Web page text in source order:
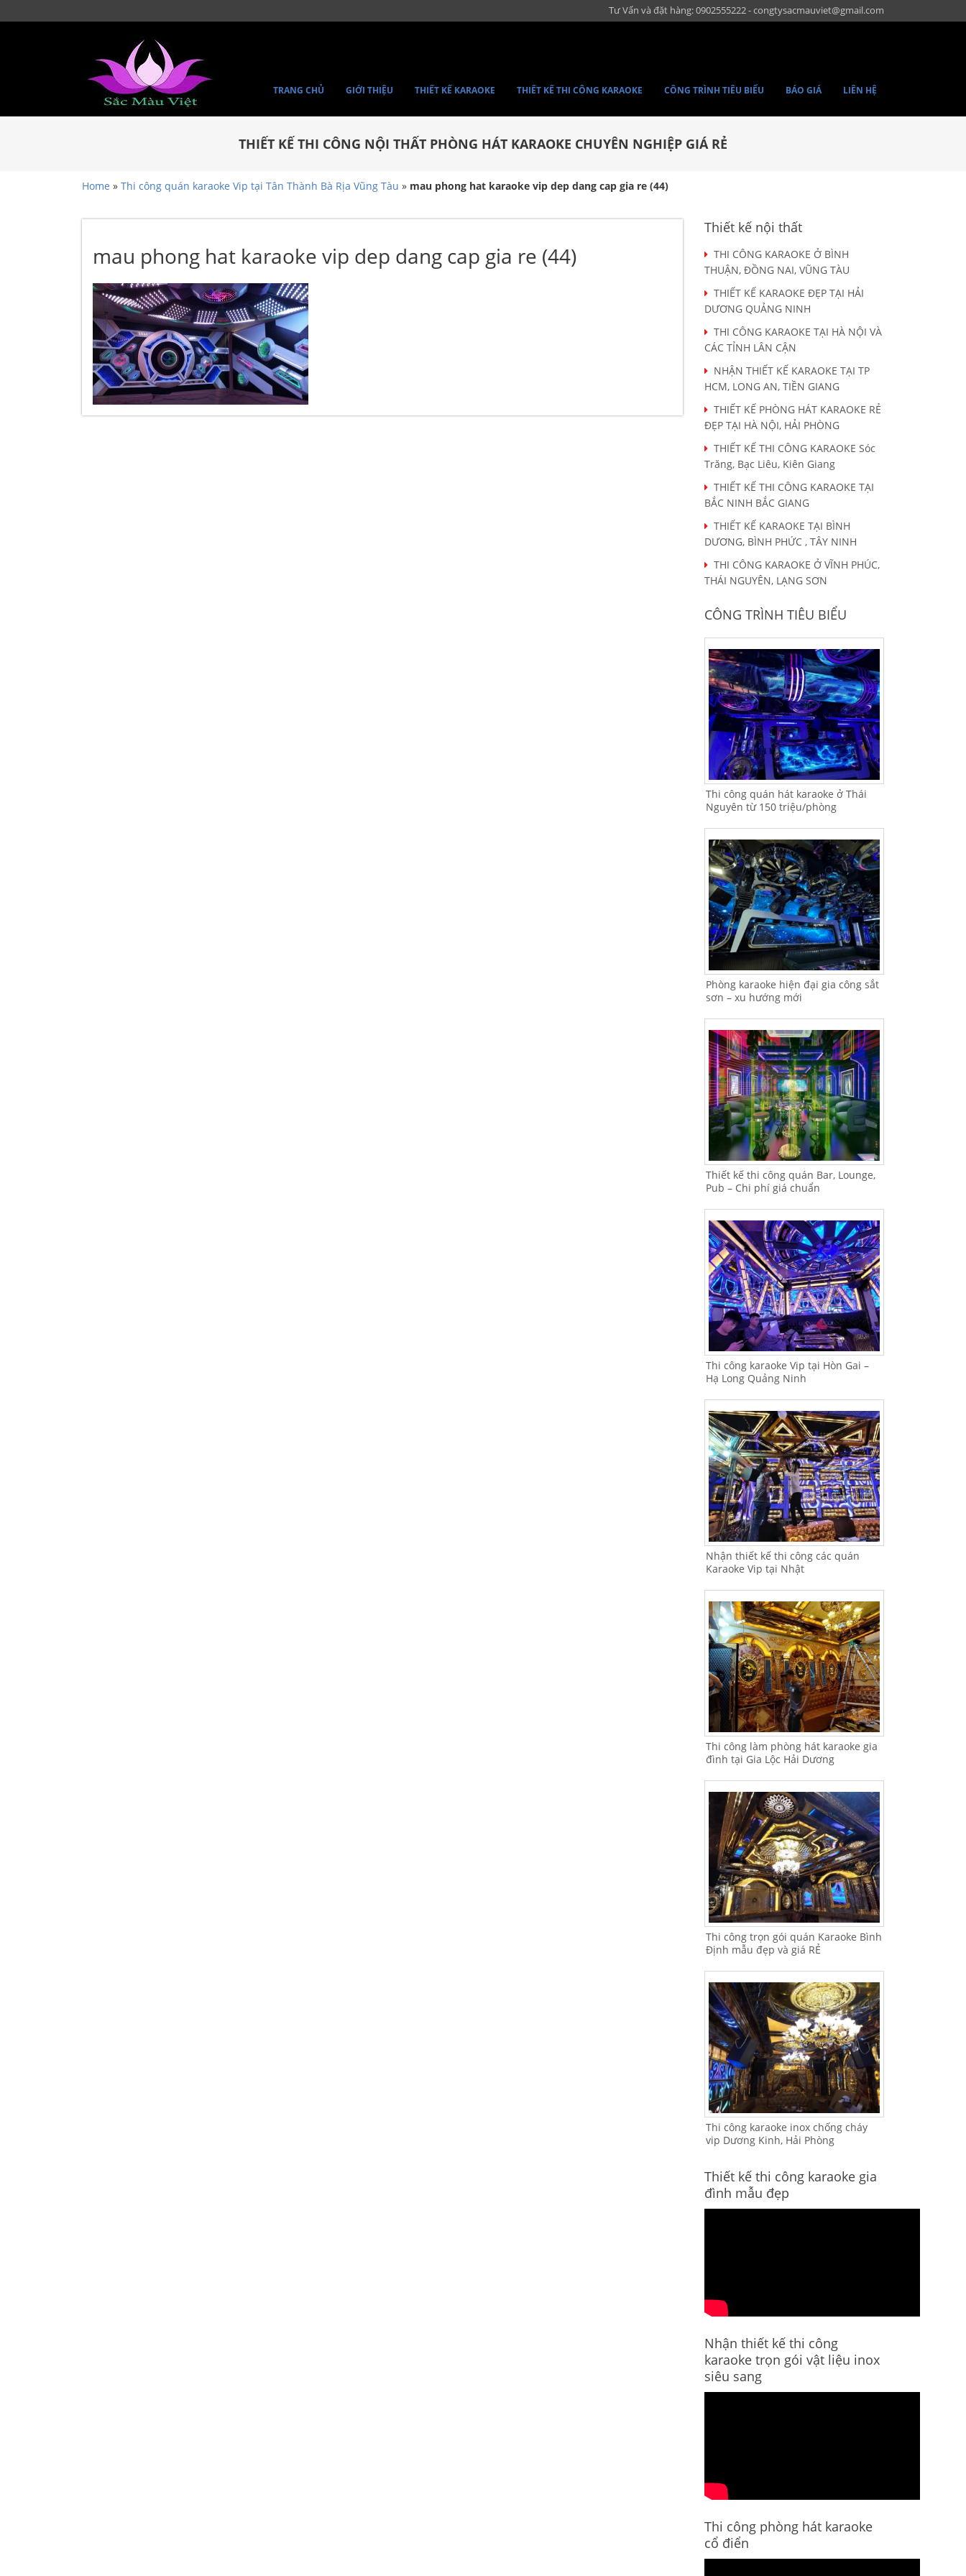
Tư Vấn và đặt hàng: 0902555222 - congtysacmauviet@gmail.com
TRANG CHỦ GIỚI THIỆU THIẾT KẾ KARAOKE THIẾT KẾ THI CÔNG KARAOKE CÔNG TRÌNH TIÊU BIỂU BÁO GIÁ LIÊN HỆ
THIẾT KẾ THI CÔNG NỘI THẤT PHÒNG HÁT KARAOKE CHUYÊN NGHIỆP GIÁ RẺ
Home » Thi công quán karaoke Vip tại Tân Thành Bà Rịa Vũng Tàu » mau phong hat karaoke vip dep dang cap gia re (44)
mau phong hat karaoke vip dep dang cap gia re (44)
Thiết kế nội thất
THI CÔNG KARAOKE Ở BÌNH
THUẬN, ĐỒNG NAI, VŨNG TÀU
THIẾT KẾ KARAOKE ĐẸP TẠI HẢI
DƯƠNG QUẢNG NINH
THI CÔNG KARAOKE TẠI HÀ NỘI VÀ
CÁC TỈNH LÂN CẬN
NHẬN THIẾT KẾ KARAOKE TẠI TP
HCM, LONG AN, TIỀN GIANG
THIẾT KẾ PHÒNG HÁT KARAOKE RẺ
ĐẸP TẠI HÀ NỘI, HẢI PHÒNG
THIẾT KẾ THI CÔNG KARAOKE Sóc
Trăng, Bạc Liêu, Kiên Giang
THIẾT KẾ THI CÔNG KARAOKE TẠI
BẮC NINH BẮC GIANG
THIẾT KẾ KARAOKE TẠI BÌNH
DƯƠNG, BÌNH PHỨC , TÂY NINH
THI CÔNG KARAOKE Ở VĨNH PHÚC,
THÁI NGUYÊN, LẠNG SƠN
CÔNG TRÌNH TIÊU BIỂU
Thi công quán hát karaoke ở Thái
Nguyên từ 150 triệu/phòng
Phòng karaoke hiện đại gia công sắt
sơn – xu hướng mới
Thiết kế thi công quán Bar, Lounge,
Pub – Chi phí giá chuẩn
Thi công karaoke Vip tại Hòn Gai –
Hạ Long Quảng Ninh
Nhận thiết kế thi công các quán
Karaoke Vip tại Nhật
Thi công làm phòng hát karaoke gia
đình tại Gia Lộc Hải Dương
Thi công trọn gói quán Karaoke Bình
Định mẫu đẹp và giá RẺ
Thi công karaoke inox chống cháy
vip Dương Kinh, Hải Phòng
Thiết kế thi công karaoke gia
đình mẫu đẹp
Nhận thiết kế thi công
karaoke trọn gói vật liệu inox
siêu sang
Thi công phòng hát karaoke
cổ điển